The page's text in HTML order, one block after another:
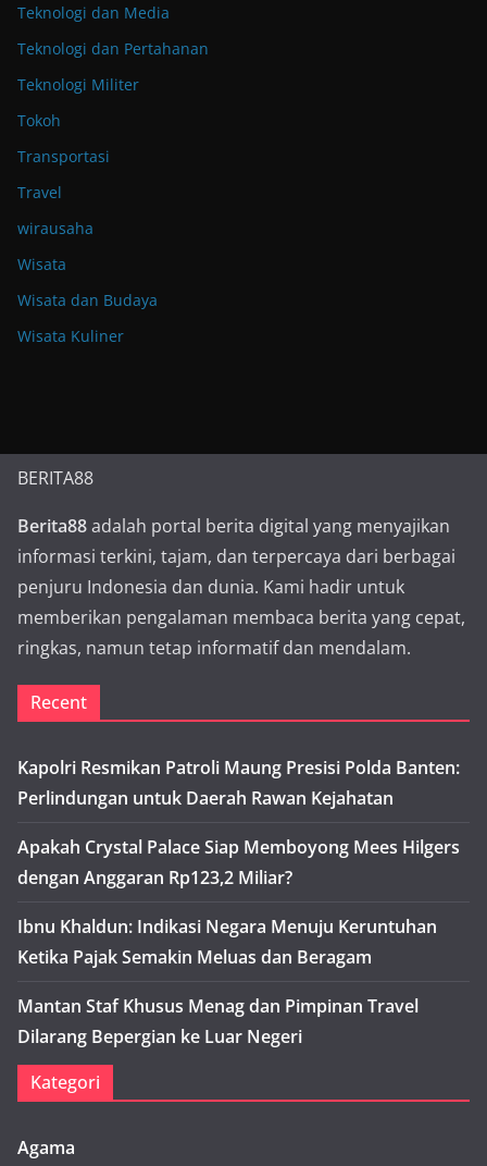
Teknologi dan Media
Teknologi dan Pertahanan
Teknologi Militer
Tokoh
Transportasi
Travel
wirausaha
Wisata
Wisata dan Budaya
Wisata Kuliner
BERITA88
Berita88adalah portal berita digital yang menyajikan
informasi terkini, tajam, dan terpercaya dari berbagai
penjuru Indonesia dan dunia. Kami hadir untuk
memberikan pengalaman membaca berita yang cepat,
ringkas, namun tetap informatif dan mendalam.
Recent
Kapolri Resmikan Patroli Maung Presisi Polda Banten:
Perlindungan untuk Daerah Rawan Kejahatan
Apakah Crystal Palace Siap Memboyong Mees Hilgers
dengan Anggaran Rp123,2 Miliar?
Ibnu Khaldun: Indikasi Negara Menuju Keruntuhan
Ketika Pajak Semakin Meluas dan Beragam
Mantan Staf Khusus Menag dan Pimpinan Travel
Dilarang Bepergian ke Luar Negeri
Kategori
Agama